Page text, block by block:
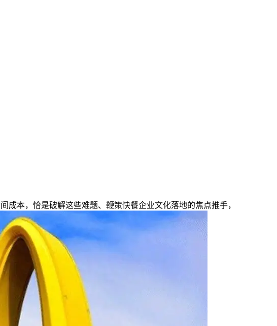
本，恰是破解这些难题、鞭策快餐企业文化落地的焦点推手，